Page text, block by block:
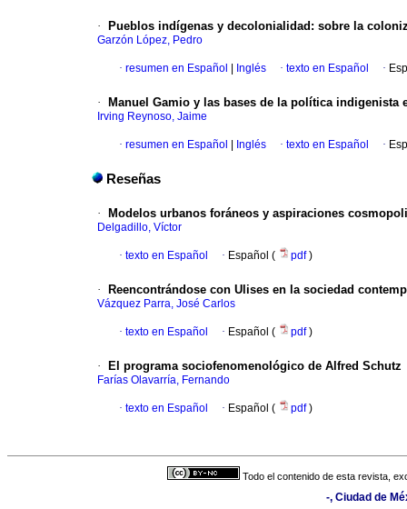
· Pueblos indígenas y decolonialidad : sobre la
Garzón López, Pedro
· resumen en Español Inglés · texto en Español ·
· Manuel Gamio y las bases de la política indigenista
Irving Reynoso, Jaime
· resumen en Español Inglés · texto en Español ·
Reseñas
· Modelos urbanos foráneos y aspiraciones
Delgadillo, Víctor
· texto en Español · Español ( pdf)
· Reencontrándose con Ulises en la sociedad
Vázquez Parra, José Carlos
· texto en Español · Español ( pdf)
· El programa sociofenomenológico de Alfred Schutz
Farías Olavarría, Fernando
· texto en Español · Español ( pdf)
Todo el contenido de esta revista,
-, Ciudad de